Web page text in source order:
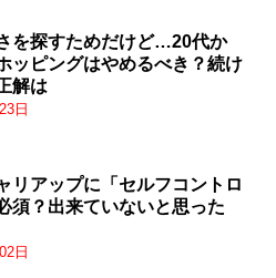
を探すためだけど…20代か
ッピングはやめるべき？続け
解は
日
リアップに「セルフコントロ
須？出来ていないと思った
日